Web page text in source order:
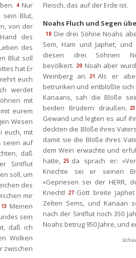
4 Nur
sein Blut,
von der
des
des
Blut soll
hat Er
euch
werdet
mit
eurem
Wesen
euch, mit
seien auf
daß
Sintflut
soll, um
des
mir
13 Meinen
sein
daß ich
Wolken
zwischen
Fleisch, das auf der Erde ist.
Noahs Fluch und Segen
18 Die drei Söhne Noahs
Sem, Ham und Japhet;
diesen drei Söhnen
bevölkert. 20 Noah aber
Weinberg an. 21 Als er
betrunken und entblößte sich
Kanaans, sah die Blöße
beiden Brüdern draußen. 23
Gewand und legten es auf
deckten die Blöße ihres
damit sie die Blöße ihres
dem Wein erwachte und
hatte, 25 da sprach er:
Knechte sei er seinen
»Gepriesen sei der HERR,
Knecht! 27 Gott breite
Zelten Sems, und Kanaan
nach der Sintflut noch 350
Noahs betrug 950 Jahre, und